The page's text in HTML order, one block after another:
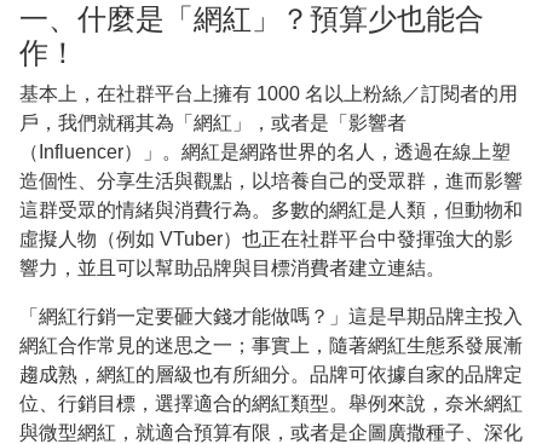
一、什麼是「網紅」？預算少也能合
作！
基本上，在社群平台上擁有 1000 名以上粉絲／訂閱者的用
戶，我們就稱其為「網紅」，或者是「影響者
（Influencer）」。網紅是網路世界的名人，透過在線上塑
造個性、分享生活與觀點，以培養自己的受眾群，進而影響
這群受眾的情緒與消費行為。多數的網紅是人類，但動物和
虛擬人物（例如 VTuber）也正在社群平台中發揮強大的影
響力，並且可以幫助品牌與目標消費者建立連結。
「網紅行銷一定要砸大錢才能做嗎？」這是早期品牌主投入
網紅合作常見的迷思之一；事實上，隨著網紅生態系發展漸
趨成熟，網紅的層級也有所細分。品牌可依據自家的品牌定
位、行銷目標，選擇適合的網紅類型。舉例來說，奈米網紅
與微型網紅，就適合預算有限，或者是企圖廣撒種子、深化